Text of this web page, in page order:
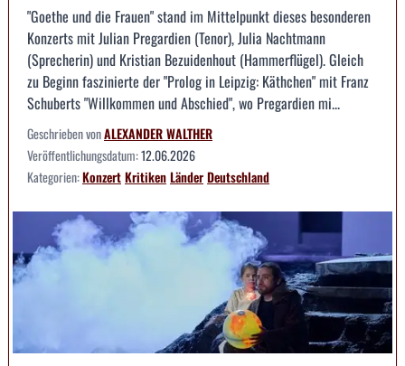
"Goethe und die Frauen" stand im Mittelpunkt dieses besonderen
Konzerts mit Julian Pregardien (Tenor), Julia Nachtmann
(Sprecherin) und Kristian Bezuidenhout (Hammerflügel). Gleich
zu Beginn faszinierte der "Prolog in Leipzig: Käthchen" mit Franz
Schuberts "Willkommen und Abschied", wo Pregardien mi...
Geschrieben vonALEXANDER WALTHER
Veröffentlichungsdatum:12.06.2026
Kategorien:KonzertKritikenLänderDeutschland